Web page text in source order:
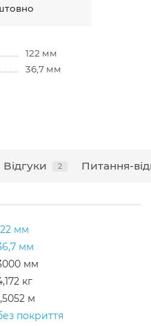
122 мм
36,7 мм
Відгуки 2 Питання-
мм
мм
мм
кг
м
покриття